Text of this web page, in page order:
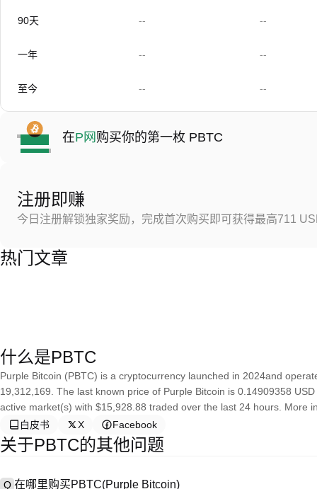
90天 -- --
一年 -- --
至今 -- --
在P网 购买你的第一枚 PBTC
注册即赚
今日注册解锁独家奖励，完成首次购买即可获得最高711
热门文章
什么是PBTC
Purple Bitcoin (PBTC) is a cryptocurrency launched in 2024and
19,312,169. The last known price of Purple Bitcoin is 0.14909358
active market(s) with $15,928.88 traded over the last 24 hours. More
白皮书
X Facebook
关于PBTC的其他问题
Q 在哪里购买PBTC(Purple Bitcoin)